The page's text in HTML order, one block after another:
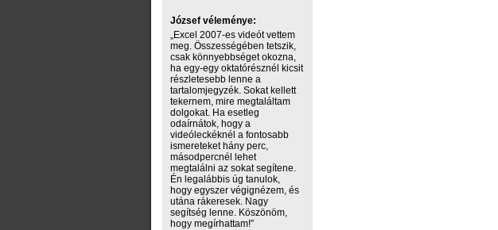
József véleménye:
„Excel 2007-es videót vettem
meg. Összességében tetszik,
csak könnyebbséget okozna,
ha egy-egy oktatórésznél kicsit
részletesebb lenne a
tartalomjegyzék. Sokat kellett
tekernem, mire megtaláltam
dolgokat. Ha esetleg
odaírnátok, hogy a
videóleckéknél a fontosabb
ismereteket hány perc,
másodpercnél lehet
megtalálni az sokat segítene.
Én legalábbis úg tanulok,
hogy egyszer végignézem, és
utána rákeresek. Nagy
segítség lenne. Köszönöm,
hogy megírhattam!”